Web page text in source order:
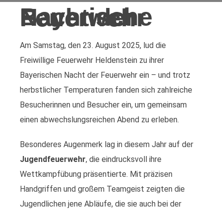
Bayerische Nacht der Feuerwehr
Am Samstag, den 23. August 2025, lud die
Freiwillige Feuerwehr Heldenstein zu ihrer
Bayerischen Nacht der Feuerwehr ein – und trotz
herbstlicher Temperaturen fanden sich zahlreiche
Besucherinnen und Besucher ein, um gemeinsam
einen abwechslungsreichen Abend zu erleben.
Besonderes Augenmerk lag in diesem Jahr auf der
Jugendfeuerwehr, die eindrucksvoll ihre
Wettkampfübung präsentierte. Mit präzisen
Handgriffen und großem Teamgeist zeigten die
Jugendlichen jene Abläufe, die sie auch bei der